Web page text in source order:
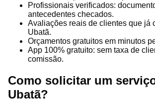
Profissionais verificados:
antecedentes checados.
Avaliações reais de clientes que já
Ubatã.
Orçamentos gratuitos em minutos
App 100% gratuito: sem taxa de
comissão.
Como solicitar um
Ubatã?